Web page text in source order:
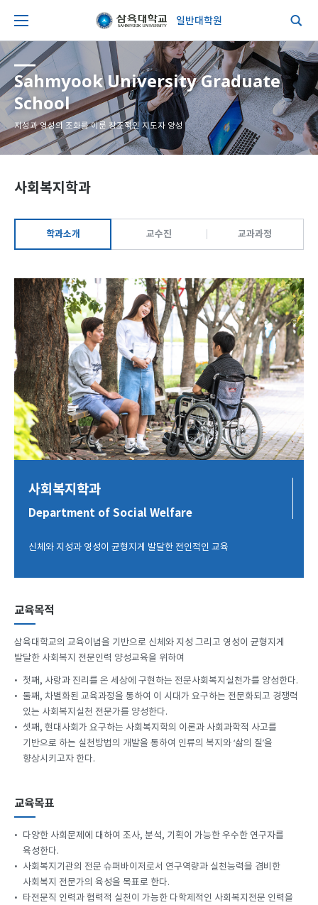
일반대학원
Sahmyook University Graduate
School
지성과 영성의 조화를 이룬 창조적인 지도자 양성
사회복지학과
학과소개 교수진 교과과정
사회복지학과
Department of Social Welfare
신체와 지성과 영성이 균형지게 발달한 전인적인 교육
교육목적
삼육대학교의 교육이념을 기반으로 신체와 지성 그리고 영성이 균형지게
발달한 사회복지 전문인력 양성교육을 위하여
• 첫째, 사랑과 진리를 온 세상에 구현하는 전문사회복지실천가를 양성한다.
• 둘째, 차별화된 교육과정을 통하여 이 시대가 요구하는 전문화되고 경쟁력
있는 사회복지실천 전문가를 양성한다.
• 셋째, 현대사회가 요구하는 사회복지학의 이론과 사회과학적 사고를
기반으로 하는 실천방법의 개발을 통하여 인류의 복지와 ‘삶의 질’을
향상시키고자 한다.
교육목표
• 다양한 사회문제에 대하여 조사, 분석, 기획이 가능한 우수한 연구자를
육성한다.
• 사회복지기관의 전문 슈퍼바이저로서 연구역량과 실천능력을 겸비한
사회복지 전문가의 육성을 목표로 한다.
• 타전문직 인력과 협력적 실천이 가능한 다학제적인 사회복지전문 인력을